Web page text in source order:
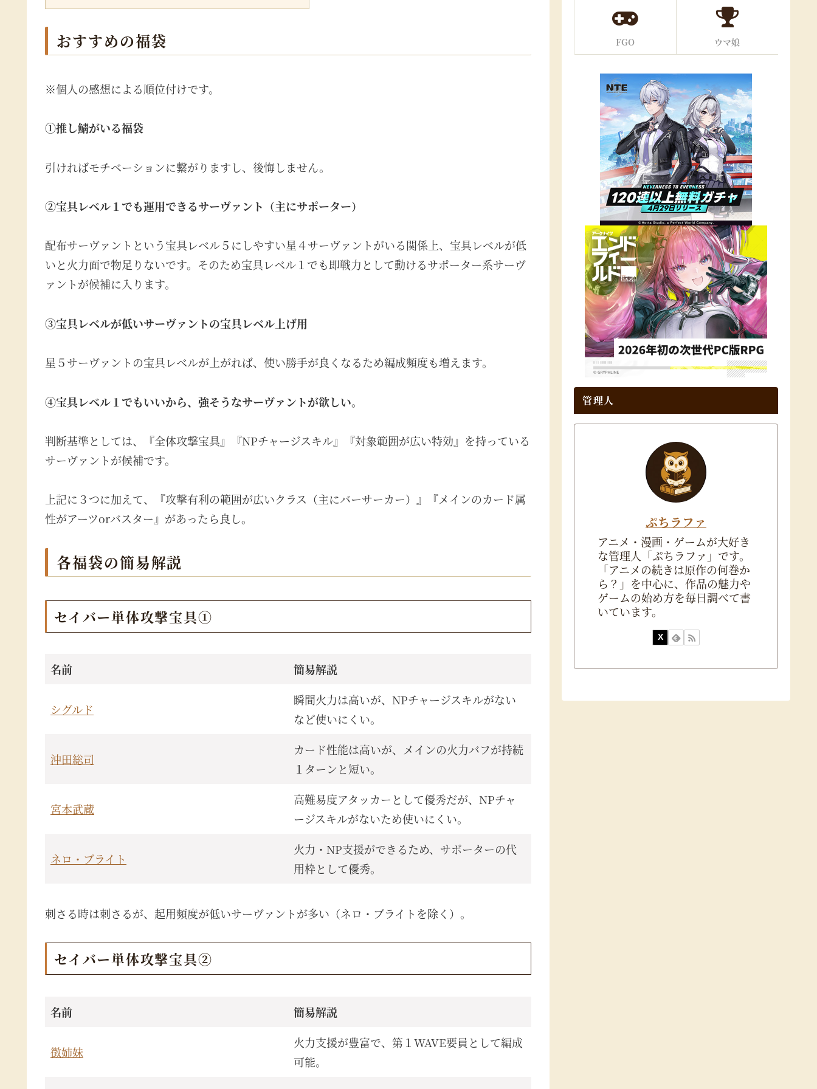
おすすめの福袋
※個人の感想による順位付けです。
①推し鯖がいる福袋
引ければモチベーションに繋がりますし、後悔しません。
②宝具レベル１でも運用できるサーヴァント（主にサポーター）
配布サーヴァントという宝具レベル５にしやすい星４サーヴァントがいる関係上、宝具レベルが低
いと火力面で物足りないです。そのため宝具レベル１でも即戦力として動けるサポーター系サーヴ
ァントが候補に入ります。
③宝具レベルが低いサーヴァントの宝具レベル上げ用
星５サーヴァントの宝具レベルが上がれば、使い勝手が良くなるため編成頻度も増えます。
④宝具レベル１でもいいから、強そうなサーヴァントが欲しい。
判断基準としては、『全体攻撃宝具』『NPチャージスキル』『対象範囲が広い特効』を持っている
サーヴァントが候補です。
上記に３つに加えて、『攻撃有利の範囲が広いクラス（主にバーサーカー）』『メインのカード属
性がアーツorバスター』があったら良し。
各福袋の簡易解説
セイバー単体攻撃宝具①
名前 簡易解説
シグルド
瞬間火力は高いが、NPチャージスキルがない
など使いにくい。
沖田総司
カード性能は高いが、メインの火力バフが持続
１ターンと短い。
宮本武蔵
高難易度アタッカーとして優秀だが、NPチャ
ージスキルがないため使いにくい。
ネロ・ブライト
火力・NP支援ができるため、サポーターの代
用枠として優秀。
刺さる時は刺さるが、起用頻度が低いサーヴァントが多い（ネロ・ブライトを除く）。
セイバー単体攻撃宝具②
名前 簡易解説
徴姉妹
火力支援が豊富で、第１WAVE要員として編成
可能。
FGO ウマ娘
管理人
ぷちラファ
アニメ・漫画・ゲームが大好き
な管理人「ぷちラファ」です。
「アニメの続きは原作の何巻か
ら？」を中心に、作品の魅力や
ゲームの始め方を毎日調べて書
いています。